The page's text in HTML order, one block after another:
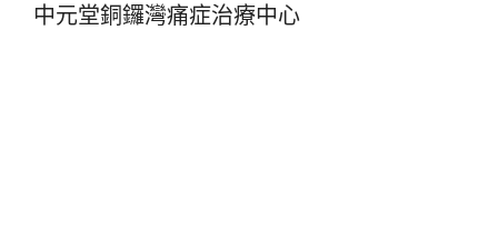
中元堂銅鑼灣痛症治療中心